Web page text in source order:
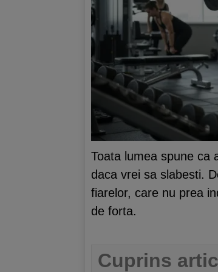
Toata lumea spune ca
daca vrei sa slabesti.
fiarelor, care nu prea
de forta.
Cuprins